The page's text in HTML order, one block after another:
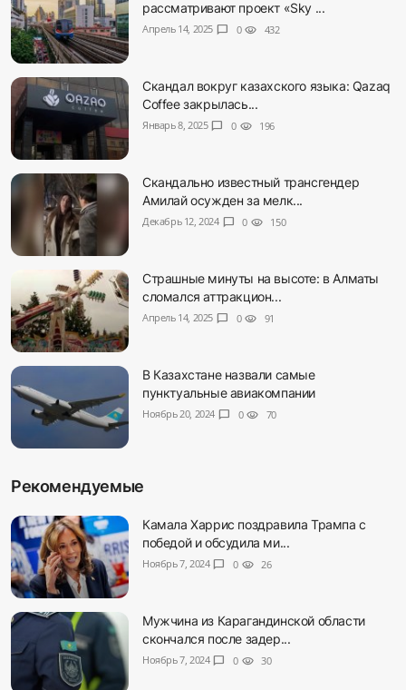
рассматривают проект «Sky ...
Апрель 14, 2025 chat_bubble 0 visibility 432
Скандал вокруг казахского языка: Qazaq
Coffee закрылась...
Январь 8, 2025 chat_bubble 0 visibility 196
Скандально известный трансгендер
Амилай осужден за мелк...
Декабрь 12, 2024 chat_bubble 0 visibility 150
Страшные минуты на высоте: в Алматы
сломался аттракцион...
Апрель 14, 2025 chat_bubble 0 visibility 91
В Казахстане назвали самые
пунктуальные авиакомпании
Ноябрь 20, 2024 chat_bubble 0 visibility 70
Рекомендуемые
Камала Харрис поздравила Трампа с
победой и обсудила ми...
Ноябрь 7, 2024 chat_bubble 0 visibility 26
Мужчина из Карагандинской области
скончался после задер...
Ноябрь 7, 2024 chat_bubble 0 visibility 30